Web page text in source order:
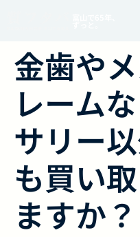
金歯や
レーム
サリー
も買い
ますか？